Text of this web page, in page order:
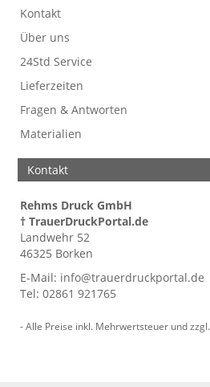
Kontakt
Über uns
24Std Service
Lieferzeiten
Fragen & Antworten
Materialien
Kontakt
Rehms Druck GmbH
† TrauerDruckPortal.de
Landwehr 52
46325 Borken
E-Mail: info@trauerdruckportal.de
Tel: 02861 921765
- Alle Preise inkl. Mehrwertsteuer und zzgl.